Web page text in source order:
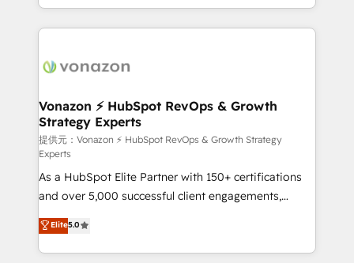
question technique ou besoin de structuration de
auprès de vos comptes existants. En France et à
l'international, nous travaillons avec des ETI
delà d’une simple transformation digitale et des
➤ L’intégration de CRM et de méthodologie RevOps
pour aligner les équipes marketing, commerciales et
support client (data migration, synchronisation API,
audit et maintenance) ➤ La création de sites internet
de conversion qui transforment les visiteurs en
opportunités d'affaires ➤ La mise en place de
stratégies d'acquisition marketing (SEO, SEA,
inbound, automatisation marketing, ABM, IA,
emailing) Informations clés : - 10 ans d'expérience -
Vonazon ⚡ HubSpot RevOps & Growth
Strategy Experts
提供元：Vonazon ⚡ HubSpot RevOps & Growth Strategy
Experts
As a HubSpot Elite Partner with 150+ certifications
and over 5,000 successful client engagements,
Vonazon turns marketing complexity into
measurable, scalable growth. From onboarding to
enterprise-grade campaigns, our in-house team
Elite5.0